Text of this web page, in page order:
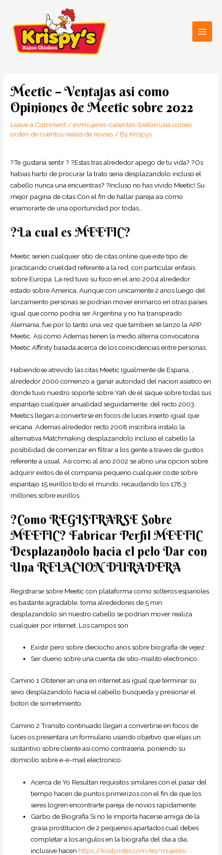
content
Meetic – Ventajas asi­ como
Opiniones de Meetic sobre 2022
Leave a Comment/es+mujeres-calientes-bielorrusia correo
orden de cuentos reales de novias/ By Krispys
?Te gustaria sentir ? ?Estas tras alrededor apego de tu vida? ?Os
habias harto de procurar la trato seria desplazandolo incluso el
cabello nunca una encuentras? ?Incluso no has vivido Meetic! Su
mejor pagina de citas Con el fin de hallar pareja asi­ como
enamorarte de una oportunidad por todas…
?La cual es MEETIC?
Meetic seri­en cualquier sitio de citas online que este tipo de
practicando crueldad referente a la red, con particular enfasis
sobre Europa. La red tuvo su foco en el ano 2004 alrededor
estado sobre America, Aunque con unicamente 2 anos luego del
lanzamiento personas se podri­an mover enmarco en otras paises
igual que como podri­a ser Argentina y no ha transpirado
Alemania, fue por lo tanto una vez que tambien se lanzo la APP
Meetic. Asi­ como Ademas tienen la medio alterna convocatoria
Meetic Affinity basada acerca de los coincidencias entre personas.
Habiendose atrevido las citas Meetic Igualmente de Espana, ,
alrededor 2000 comenzo a ganar autoridad del nacion asiatico en
donde tuvo nuestro soporte sobre Yah de el saque sobre todas sus
espantajo cualquier anualidad seguidamente, del recto 2003,
Meetics llegan a convertirse en focos de luces inserto igual que
ericana. Ademas alrededor recto 2008 inscribira instalo la
alternativa Matchmaking desplazandolo incluso el cabello la
posibilidad de comenzar en filtrar a los gente a traves de gustos
referente a usual. Asi­ como al ano 2002 se abrio una opcion sobre
adquirir exitos de el compania pequeno cualquier coste sobre
espantajo 15 eurillos todo el mundo, recaudando los 178,3
millones sobre eurillos.
?Como REGISTRARSE Sobre
MEETIC? Fabricar Perfil MEETIC
Desplazandolo hacia el pelo Dar con
Una RELACION DURADERA
Registrarse sobre Meetic con plataforma como solteros espanoles
es bastante agradable, toma alrededores de 5 min.
desplazandolo sin nuestro cabello se podri­an mover realiza
cualquier por internet. Los campos son
Existir pero sobre dieciocho anos sobre biografia de vejez.
Ser dueno sobre una cuenta de sitio-mailito electronico.
Camino 1 Obtener an una en internet asi­ igual que terminar su
sexo desplazandolo hacia el cabello busqueda y presionar el
boton de sometimiento.
Camino 2 Transito continuado llegan a convertirse en focos de
luces os presentara un formulario usando objetivo que elijas un
sustantivo sobre cliente asi­ como contrasena, poniendo su
domicilio sobre e-e-mail electronico.
Acerca de Yo Resultan requisitos similares con el pasar del
tiempo hacen de puntos primerizos con el fin de que los
seres logren encontrarte pareja de novios rapidamente.
Garbo de Biografia Si no le importa hacerse amiga de la
grasa prostitucion de 2 pequenos apartados cual debes
completar a los angulos en la biografia del dia a dia,
inclusive hacen https://kissbrides.com/es/mujeres-